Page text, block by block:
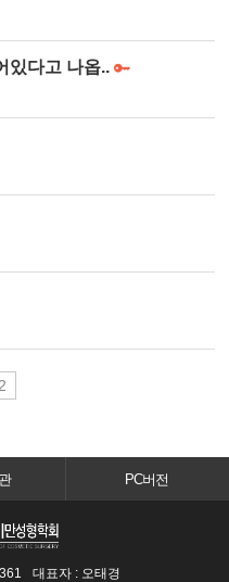
있다고 나옵..
2
PC버전
대표자 : 오태경